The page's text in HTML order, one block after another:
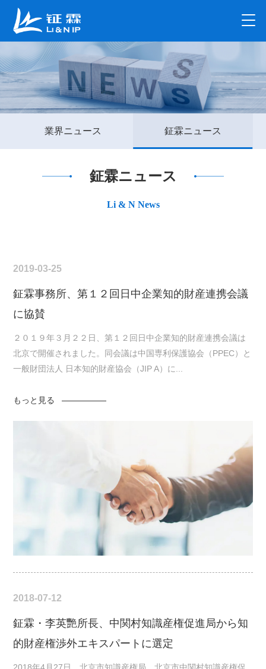
業界ニュース 鉦霖ニュース
鉦霖ニュース
Li & N News
2019-03-25
鉦霖事務所、第１２回日中企業知的財産連携会議
に協賛
２０１９年３月２２日、第１２回日中企業知的財産連携会議は
北京で開催されました。同会議は中国専利保護協会（PPEC）と
一般財団法人 日本知的財産協会（JIP A）に...
もっと見る
2018-07-12
鉦霖・李英艷所長、中関村知識産権促進局から知
的財産権渉外エキスパートに選定